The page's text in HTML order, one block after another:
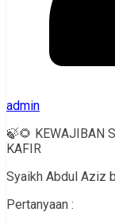
admin
🍃🌻 KEWAJIBAN
KAFIR
Syaikh Abdul Aziz
Pertanyaan :